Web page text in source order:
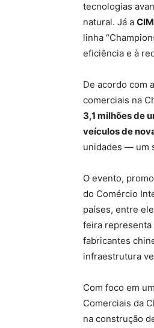
tecnologias
natural. Já a
linha
eficiência e à
De acordo com a
comerciais na
3,1 milhões de
veículos de
unidades — um
O evento,
do Comércio
países, entre
feira
fabricantes
infraestrutura
Com foco em
Comerciais da
na construção